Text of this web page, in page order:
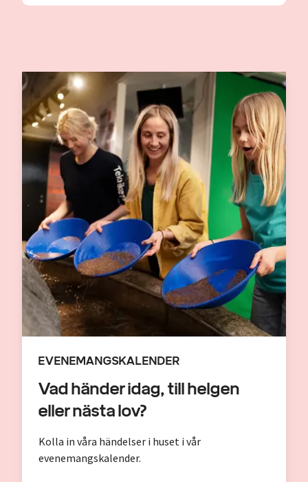
EVENEMANGSKALENDER
Vad händer idag, till helgen
eller nästa lov?
Kolla in våra händelser i huset i vår
evenemangskalender.